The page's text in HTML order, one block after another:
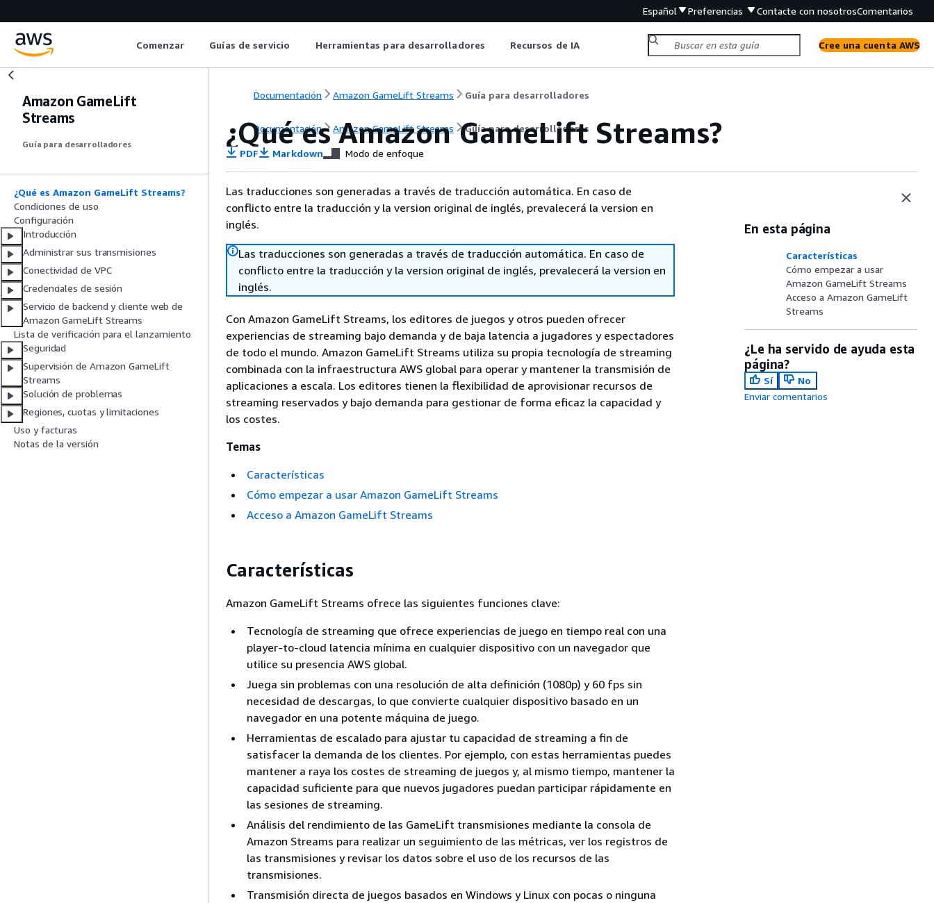
Español Preferencias Contacte con nosotrosComentarios
Comenzar Guías de servicio Herramientas para desarrolladores Recursos de IA Cree una cuenta AWS
Amazon GameLift
Streams
Guía para desarrolladores
¿Qué es Amazon GameLift Streams?
Condiciones de uso
Configuración
Introducción
Administrar sus transmisiones
Conectividad de VPC
Credenciales de sesión
Servicio de backend y cliente web de
Amazon GameLift Streams
Lista de verificación para el lanzamiento
Seguridad
Supervisión de Amazon GameLift
Streams
Solución de problemas
Regiones, cuotas y limitaciones
Uso y facturas
Notas de la versión
Documentación Amazon GameLift Streams Guía para desarrolladores
Documentación Amazon GameLift Streams Guía para desarrolladores
¿Qué es Amazon GameLift Streams?
PDF Markdown Modo de enfoque
Las traducciones son generadas a través de traducción automática. En caso de
conflicto entre la traducción y la version original de inglés, prevalecerá la version en
inglés.
Las traducciones son generadas a través de traducción automática. En caso de
conflicto entre la traducción y la version original de inglés, prevalecerá la version en
inglés.
Con Amazon GameLift Streams, los editores de juegos y otros pueden ofrecer
experiencias de streaming bajo demanda y de baja latencia a jugadores y espectadores
de todo el mundo. Amazon GameLift Streams utiliza su propia tecnología de streaming
combinada con la infraestructura AWS global para operar y mantener la transmisión de
aplicaciones a escala. Los editores tienen la flexibilidad de aprovisionar recursos de
streaming reservados y bajo demanda para gestionar de forma eficaz la capacidad y
los costes.
Temas
Características
Cómo empezar a usar Amazon GameLift Streams
Acceso a Amazon GameLift Streams
Características
Amazon GameLift Streams ofrece las siguientes funciones clave:
Tecnología de streaming que ofrece experiencias de juego en tiempo real con una
player-to-cloud latencia mínima en cualquier dispositivo con un navegador que
utilice su presencia AWS global.
Juega sin problemas con una resolución de alta definición (1080p) y 60 fps sin
necesidad de descargas, lo que convierte cualquier dispositivo basado en un
navegador en una potente máquina de juego.
Herramientas de escalado para ajustar tu capacidad de streaming a fin de
satisfacer la demanda de los clientes. Por ejemplo, con estas herramientas puedes
mantener a raya los costes de streaming de juegos y, al mismo tiempo, mantener la
capacidad suficiente para que nuevos jugadores puedan participar rápidamente en
las sesiones de streaming.
Análisis del rendimiento de las GameLift transmisiones mediante la consola de
Amazon Streams para realizar un seguimiento de las métricas, ver los registros de
las transmisiones y revisar los datos sobre el uso de los recursos de las
transmisiones.
Transmisión directa de juegos basados en Windows y Linux con pocas o ninguna
En esta página
Características
Cómo empezar a usar
Amazon GameLift Streams
Acceso a Amazon GameLift
Streams
¿Le ha servido de ayuda esta
página?
Sí
No
Enviar comentarios